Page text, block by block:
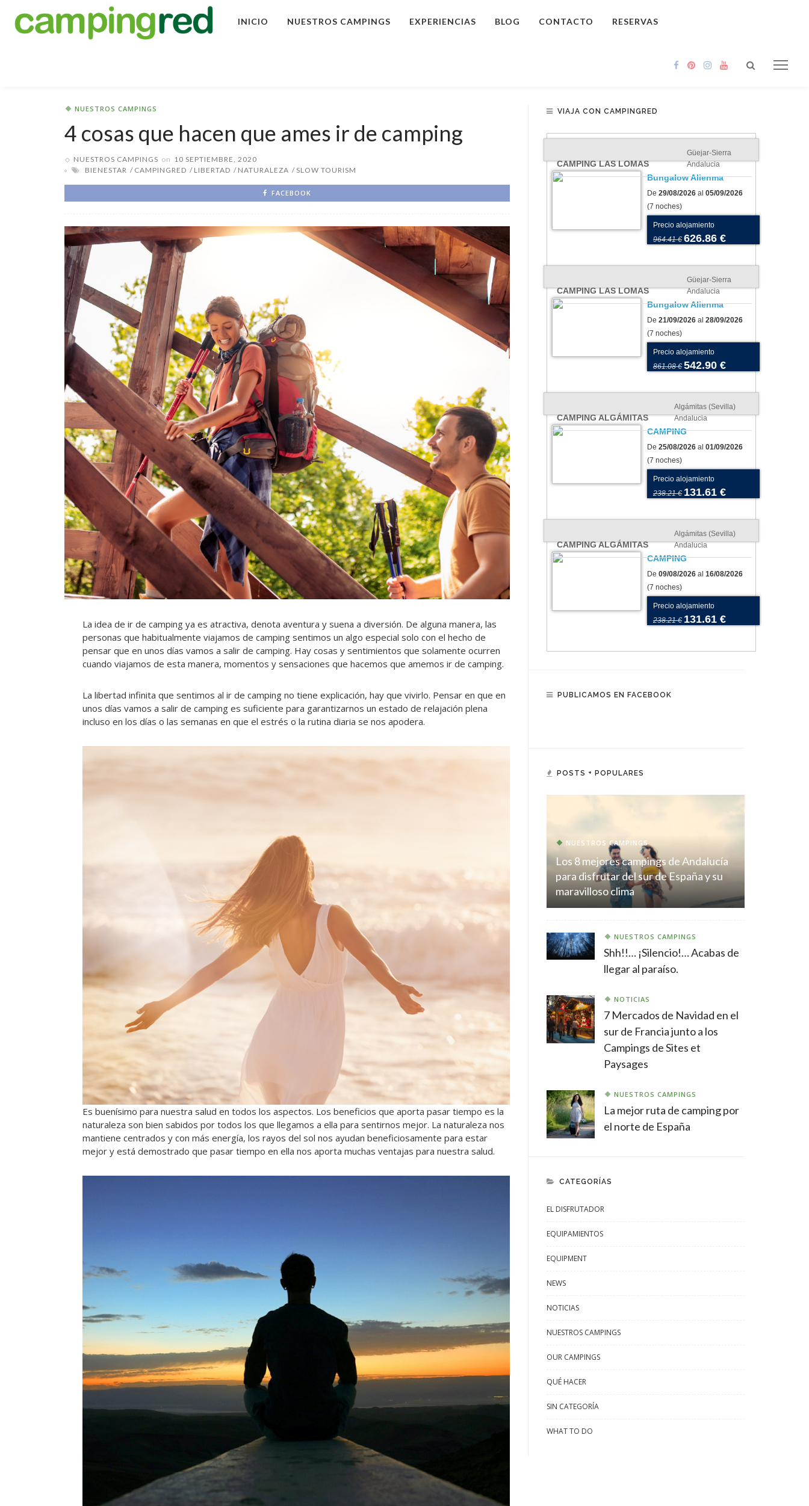
INICIO NUESTROS CAMPINGS EXPERIENCIAS BLOG CONTACTO RESERVAS
NUESTROS CAMPINGS
4 cosas que hacen que ames ir de camping
NUESTROS CAMPINGS on 10 SEPTIEMBRE, 2020
BIENESTAR
CAMPINGRED LIBERTAD NATURALEZA SLOW TOURISM
FACEBOOK
La idea de ir de camping ya es atractiva, denota aventura y suena a diversión. De alguna manera, las
personas que habitualmente viajamos de camping sentimos un algo especial solo con el hecho de
pensar que en unos días vamos a salir de camping. Hay cosas y sentimientos que solamente ocurren
cuando viajamos de esta manera, momentos y sensaciones que hacemos que amemos ir de camping.
La libertad infinita que sentimos al ir de camping no tiene explicación, hay que vivirlo. Pensar en que en
unos días vamos a salir de camping es suficiente para garantizarnos un estado de relajación plena
incluso en los días o las semanas en que el estrés o la rutina diaria se nos apodera.
Es buenísimo para nuestra salud en todos los aspectos. Los beneficios que aporta pasar tiempo es la
naturaleza son bien sabidos por todos los que llegamos a ella para sentirnos mejor. La naturaleza nos
mantiene centrados y con más energía, los rayos del sol nos ayudan beneficiosamente para estar
mejor y está demostrado que pasar tiempo en ella nos aporta muchas ventajas para nuestra salud.
VIAJA CON CAMPINGRED
CAMPING LAS LOMAS
Güejar-Sierra
Andalucia
Bungalow Alienma
De 29/08/2026 al 05/09/2026
(7 noches)
Precio alojamiento
964.41 € 626.86 €
CAMPING LAS LOMAS
Güejar-Sierra
Andalucia
Bungalow Alienma
De 21/09/2026 al 28/09/2026
(7 noches)
Precio alojamiento
861.08 € 542.90 €
CAMPING ALGÁMITAS
Algámitas (Sevilla)
Andalucia
CAMPING
De 25/08/2026 al 01/09/2026
(7 noches)
Precio alojamiento
238.21 € 131.61 €
CAMPING ALGÁMITAS
Algámitas (Sevilla)
Andalucia
CAMPING
De 09/08/2026 al 16/08/2026
(7 noches)
Precio alojamiento
238.21 € 131.61 €
PUBLICAMOS EN FACEBOOK
POSTS + POPULARES
NUESTROS CAMPINGS
Los 8 mejores campings de Andalucía
para disfrutar del sur de España y su
maravilloso clima
NUESTROS CAMPINGS
Shh!!… ¡Silencio!… Acabas de
llegar al paraíso.
NOTICIAS
7 Mercados de Navidad en el
sur de Francia junto a los
Campings de Sites et
Paysages
NUESTROS CAMPINGS
La mejor ruta de camping por
el norte de España
CATEGORÍAS
EL DISFRUTADOR
EQUIPAMIENTOS
EQUIPMENT
NEWS
NOTICIAS
NUESTROS CAMPINGS
OUR CAMPINGS
QUÉ HACER
SIN CATEGORÍA
WHAT TO DO